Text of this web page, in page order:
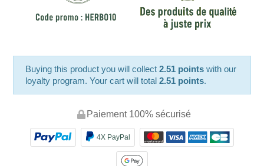
Buying this product you will collect2.51 points with our
loyalty program. Your cart will total2.51 points.
Paiement 100% sécurisé
4X PayPal